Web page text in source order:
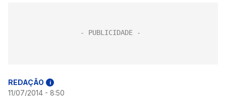
REDAÇÃO i
11/07/2014 - 8:50